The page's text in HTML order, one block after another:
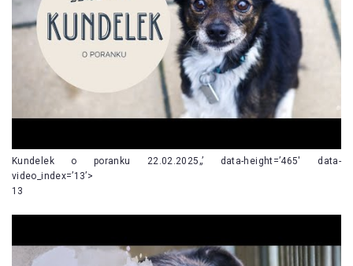
Kundelek o poranku 22.02.2025„’ data-height=’465′ data-
video_index=’13’>
13